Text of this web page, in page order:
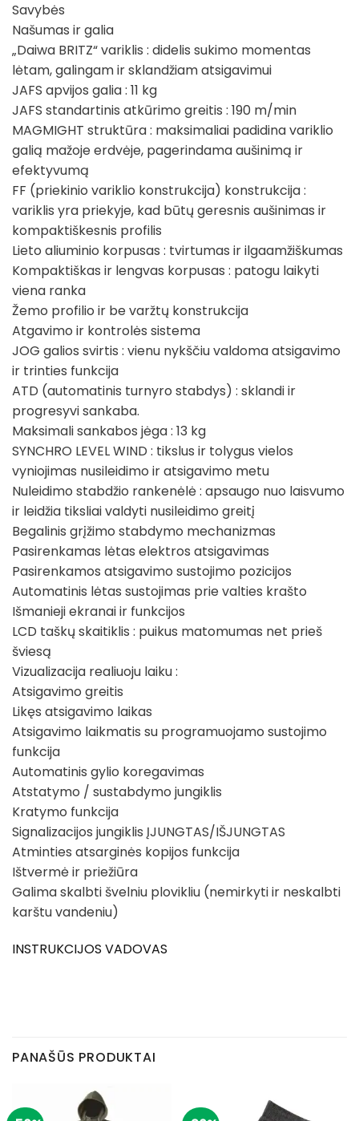
Savybės
Našumas ir galia
„Daiwa BRITZ“ variklis : didelis sukimo momentas
lėtam, galingam ir sklandžiam atsigavimui
JAFS apvijos galia : 11 kg
JAFS standartinis atkūrimo greitis : 190 m/min
MAGMIGHT struktūra : maksimaliai padidina variklio
galią mažoje erdvėje, pagerindama aušinimą ir
efektyvumą
FF (priekinio variklio konstrukcija) konstrukcija :
variklis yra priekyje, kad būtų geresnis aušinimas ir
kompaktiškesnis profilis
Lieto aliuminio korpusas : tvirtumas ir ilgaamžiškumas
Kompaktiškas ir lengvas korpusas : patogu laikyti
viena ranka
Žemo profilio ir be varžtų konstrukcija
Atgavimo ir kontrolės sistema
JOG galios svirtis : vienu nykščiu valdoma atsigavimo
ir trinties funkcija
ATD (automatinis turnyro stabdys) : sklandi ir
progresyvi sankaba.
Maksimali sankabos jėga : 13 kg
SYNCHRO LEVEL WIND : tikslus ir tolygus vielos
vyniojimas nusileidimo ir atsigavimo metu
Nuleidimo stabdžio rankenėlė : apsaugo nuo laisvumo
ir leidžia tiksliai valdyti nusileidimo greitį
Begalinis grįžimo stabdymo mechanizmas
Pasirenkamas lėtas elektros atsigavimas
Pasirenkamos atsigavimo sustojimo pozicijos
Automatinis lėtas sustojimas prie valties krašto
Išmanieji ekranai ir funkcijos
LCD taškų skaitiklis : puikus matomumas net prieš
šviesą
Vizualizacija realiuoju laiku :
Atsigavimo greitis
Likęs atsigavimo laikas
Atsigavimo laikmatis su programuojamo sustojimo
funkcija
Automatinis gylio koregavimas
Atstatymo / sustabdymo jungiklis
Kratymo funkcija
Signalizacijos jungiklis ĮJUNGTAS/IŠJUNGTAS
Atminties atsarginės kopijos funkcija
Ištvermė ir priežiūra
Galima skalbti švelniu plovikliu (nemirkyti ir neskalbti
karštu vandeniu)
INSTRUKCIJOS VADOVAS
PANAŠŪS PRODUKTAI